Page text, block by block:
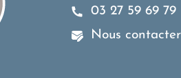
03 27 59 69 79
Nous contacter